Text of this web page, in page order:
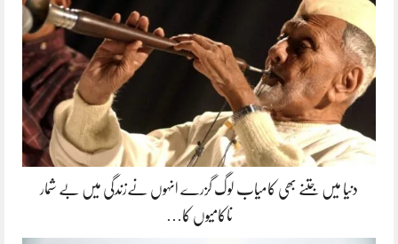
دنیا میں جتنے بھی کامیاب لوگ گزرے انہوں نےزندگی میں بے شمار
ناکامیوں کا…